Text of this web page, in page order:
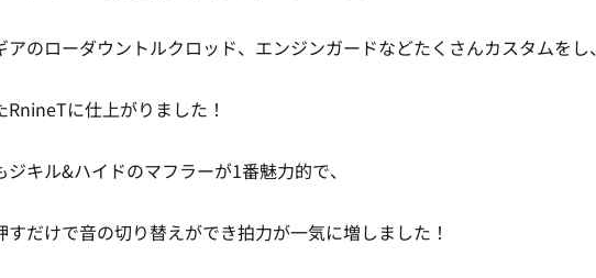
アのローダウントルクロッド、エンジンガードなどたくさんカスタムをし、
RnineTに仕上がりました！
ジキル&ハイドのマフラーが1番魅力的で、
すだけで音の切り替えができ拍力が一気に増しました！